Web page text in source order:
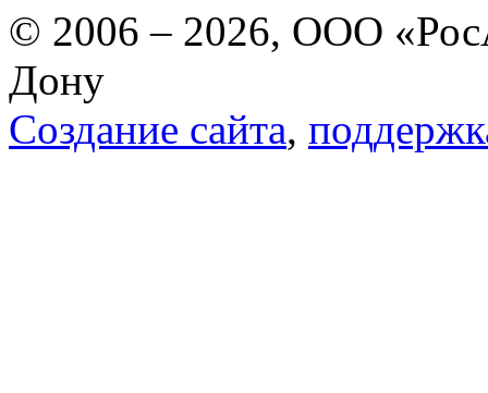
© 2006 – 2026, ООО
Дону
Создание сайта,